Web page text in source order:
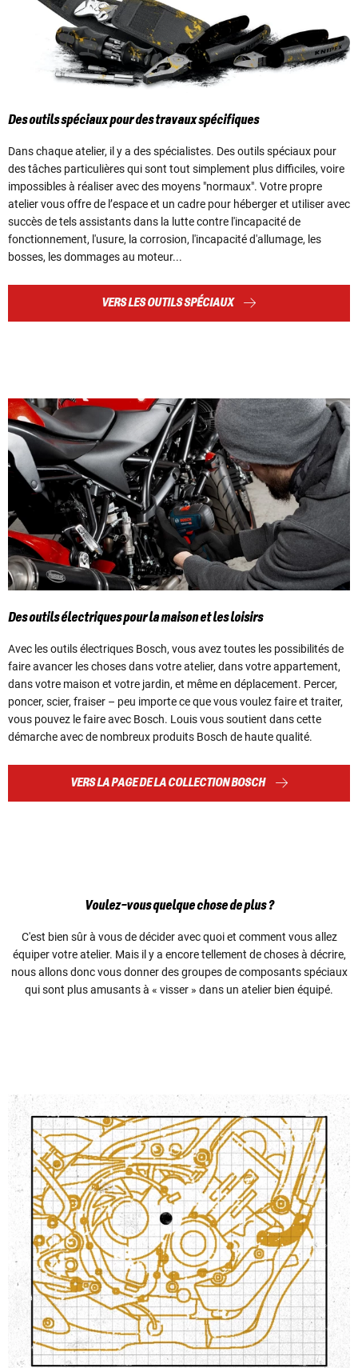
Des outils spéciaux pour des travaux spécifiques
Dans chaque atelier, il y a des spécialistes. Des outils spéciaux pour
des tâches particulières qui sont tout simplement plus difficiles, voire
impossibles à réaliser avec des moyens "normaux". Votre propre
atelier vous offre de l’espace et un cadre pour héberger et utiliser avec
succès de tels assistants dans la lutte contre l'incapacité de
fonctionnement, l'usure, la corrosion, l'incapacité d'allumage, les
bosses, les dommages au moteur...
VERS LES OUTILS SPÉCIAUX
Des outils électriques pour la maison et les loisirs
Avec les outils électriques Bosch, vous avez toutes les possibilités de
faire avancer les choses dans votre atelier, dans votre appartement,
dans votre maison et votre jardin, et même en déplacement. Percer,
poncer, scier, fraiser – peu importe ce que vous voulez faire et traiter,
vous pouvez le faire avec Bosch. Louis vous soutient dans cette
démarche avec de nombreux produits Bosch de haute qualité.
VERS LA PAGE DE LA COLLECTION BOSCH
Voulez-vous quelque chose de plus ?
C'est bien sûr à vous de décider avec quoi et comment vous allez
équiper votre atelier. Mais il y a encore tellement de choses à décrire,
nous allons donc vous donner des groupes de composants spéciaux
qui sont plus amusants à « visser » dans un atelier bien équipé.